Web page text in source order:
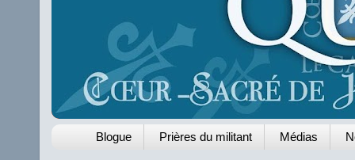
Blogue Prières du militant Médias